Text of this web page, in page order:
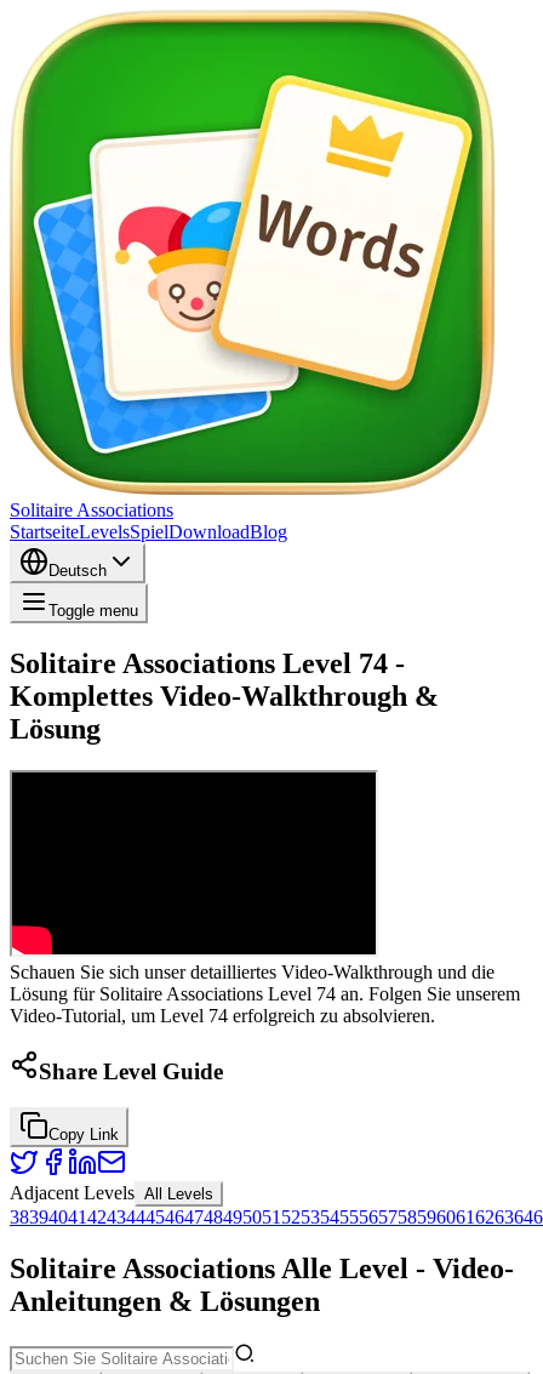
Solitaire Associations
StartseiteLevelsSpielDownloadBlog
Deutsch
Toggle menu
Solitaire Associations Level 74 -
Komplettes Video-Walkthrough &
Lösung
Schauen Sie sich unser detailliertes Video-Walkthrough und die
Lösung für Solitaire Associations Level 74 an. Folgen Sie unserem
Video-Tutorial, um Level 74 erfolgreich zu absolvieren.
Share Level Guide
Copy Link
Adjacent Levels All Levels
3839404142434445464748495051 52535455565758596061626364
Solitaire Associations Alle Level - Video-
Anleitungen & Lösungen